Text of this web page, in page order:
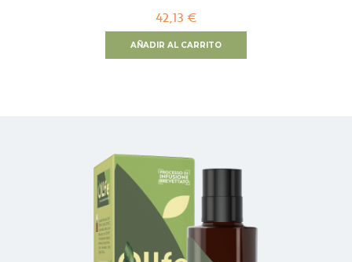
42,13 €
AÑADIR AL CARRITO